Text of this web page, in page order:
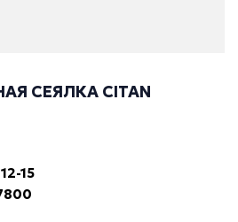
СЕЯЛКА CITAN
12-15